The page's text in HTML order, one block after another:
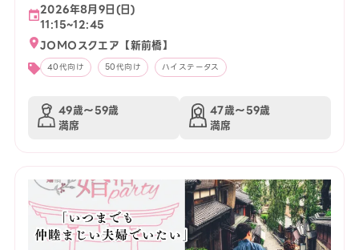
2026年8月9日(日)
11:15~12:45
JOMOスクエア【新前橋】
40代向け 50代向け ハイステータス
49歳〜59歳
満席
47歳〜59歳
満席